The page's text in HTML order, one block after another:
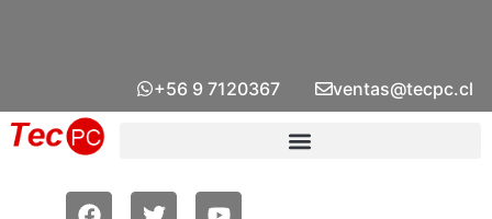
+56 9 7120367 ventas@tecpc.cl